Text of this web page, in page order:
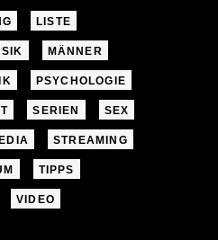
LISTE
MÄNNER
PSYCHOLOGIE
SERIEN SEX
STREAMING
TIPPS
VIDEO